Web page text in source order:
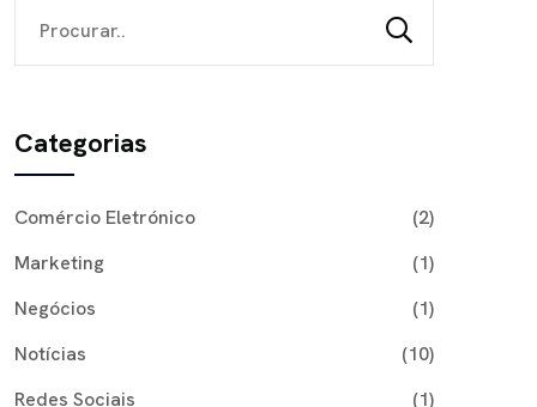
Categorias
Comércio Eletrónico
(2)
Marketing
(1)
Negócios
(1)
Notícias
(10)
Redes Sociais
(1)